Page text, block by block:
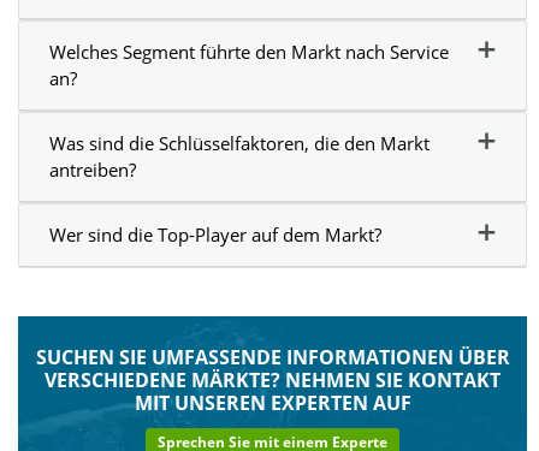
Welches Segment führte den Markt nach Service
an?
Was sind die Schlüsselfaktoren, die den Markt
antreiben?
Wer sind die Top-Player auf dem Markt?
SUCHEN SIE UMFASSENDE INFORMATIONEN ÜBER
VERSCHIEDENE MÄRKTE? NEHMEN SIE KONTAKT
MIT UNSEREN EXPERTEN AUF
Sprechen Sie mit einem Experte